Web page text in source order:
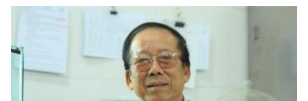
Golf
Sao